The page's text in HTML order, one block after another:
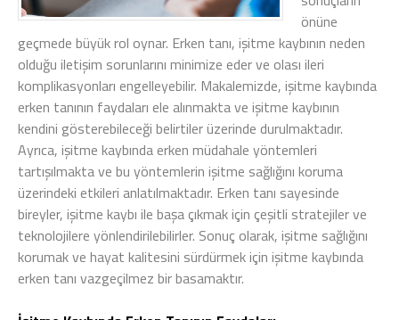
önüne
geçmede büyük rol oynar. Erken tanı, işitme kaybının neden
olduğu iletişim sorunlarını minimize eder ve olası ileri
komplikasyonları engelleyebilir. Makalemizde, işitme kaybında
erken tanının faydaları ele alınmakta ve işitme kaybının
kendini gösterebileceği belirtiler üzerinde durulmaktadır.
Ayrıca, işitme kaybında erken müdahale yöntemleri
tartışılmakta ve bu yöntemlerin işitme sağlığını koruma
üzerindeki etkileri anlatılmaktadır. Erken tanı sayesinde
bireyler, işitme kaybı ile başa çıkmak için çeşitli stratejiler ve
teknolojilere yönlendirilebilirler. Sonuç olarak, işitme sağlığını
korumak ve hayat kalitesini sürdürmek için işitme kaybında
erken tanı vazgeçilmez bir basamaktır.